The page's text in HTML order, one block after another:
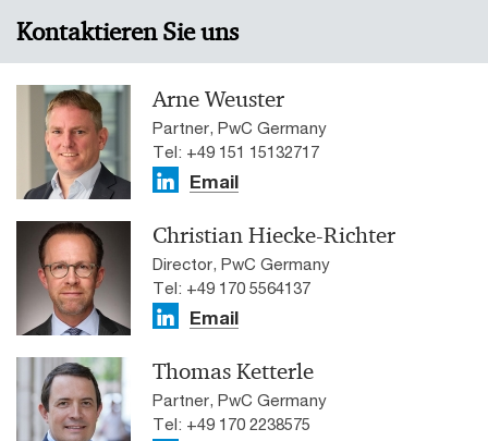
Kontaktieren Sie uns
Arne Weuster
Partner, PwC Germany
Tel: +49 151 15132717
Email
Christian Hiecke-Richter
Director, PwC Germany
Tel: +49 170 5564137
Email
Thomas Ketterle
Partner, PwC Germany
Tel: +49 170 2238575